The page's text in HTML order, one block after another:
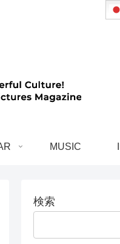
MUSIC
検索